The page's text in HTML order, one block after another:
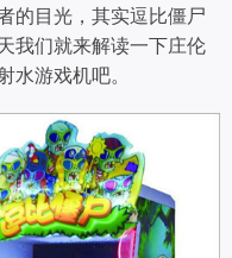
的目光，其实逗比僵尸
我们就来解读一下庄伦
游戏机吧。